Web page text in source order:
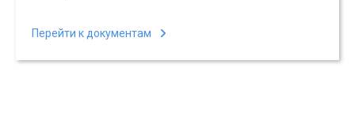
Перейти к документам